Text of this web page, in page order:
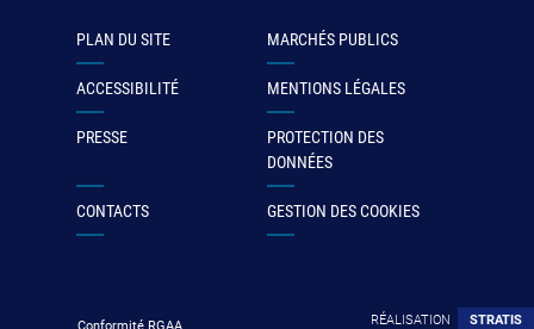
PLAN DU SITE MARCHÉS PUBLICS
ACCESSIBILITÉ MENTIONS LÉGALES
PRESSE
PROTECTION DES
DONNÉES
CONTACTS GESTION DES COOKIES
RÉALISATION STRATIS